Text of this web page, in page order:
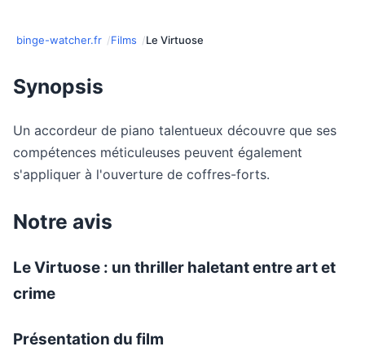
binge-watcher.fr Films Le Virtuose
Synopsis
Un accordeur de piano talentueux découvre que ses
compétences méticuleuses peuvent également
s'appliquer à l'ouverture de coffres-forts.
Notre avis
Le Virtuose : un thriller haletant entre art et
crime
Présentation du film